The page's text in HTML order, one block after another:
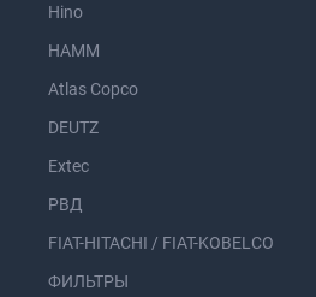
Hino
HAMM
Atlas Copco
DEUTZ
Extec
РВД
FIAT-HITACHI / FIAT-KOBELCO
ФИЛЬТРЫ